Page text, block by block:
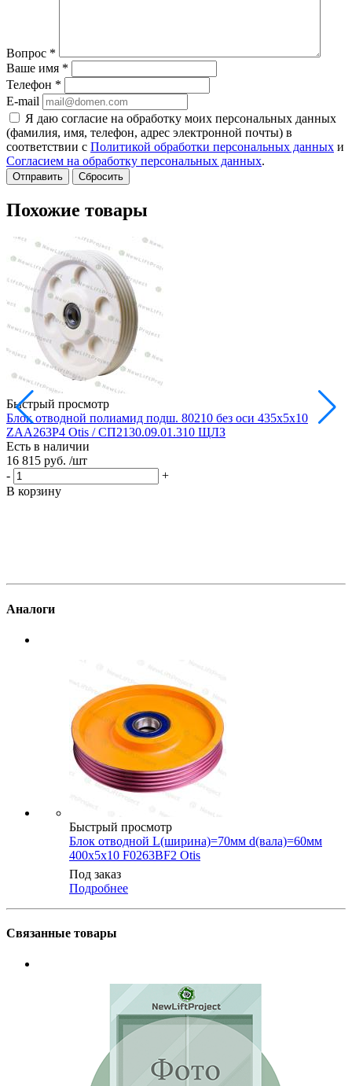
Вопрос *
Ваше имя *
Телефон *
E-mail
Я даю согласие на обработку моих персональных данных
(фамилия, имя, телефон, адрес электронной почты) в
соответствии с Политикой обработки персональных данных и
Согласием на обработку персональных данных.
Сбросить
Похожие товары
Быстрый просмотр
Блок отводной полиамид подш. 80210 без оси 435х5х10
ZAA263P4 Otis / СП2130.09.01.310 ЩЛЗ
Есть в наличии
16 815 руб. /шт
-
+
В корзину
Аналоги
Быстрый просмотр
Блок отводной L(ширина)=70мм d(вала)=60мм
400х5х10 F0263BF2 Otis
Под заказ
Подробнее
Связанные товары